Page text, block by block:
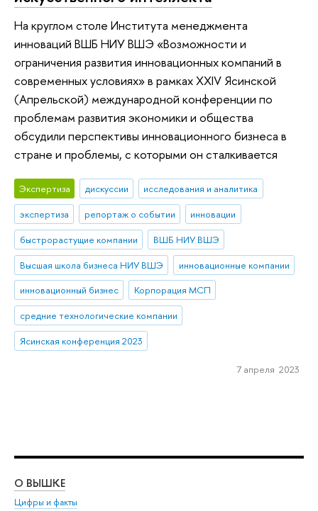
На круглом столе Института менеджмента
инноваций ВШБ НИУ ВШЭ «Возможности и
ограничения развития инновационных компаний в
современных условиях» в рамках XXIV Ясинской
(Апрельской) международной конференции по
проблемам развития экономики и общества
обсудили перспективы инновационного бизнеса в
стране и проблемы, с которыми он сталкивается
Экспертиза дискуссии
исследования и аналитика
экспертиза
репортаж о событии
инновации
быстрорастущие компании
ВШБ НИУ ВШЭ
Высшая школа бизнеса НИУ ВШЭ
инновационные компании
инновационный бизнес
Корпорация МСП
средние технологические компании
Ясинская конференция 2023
7 апреля 2023
О ВЫШКЕ
Цифры и факты